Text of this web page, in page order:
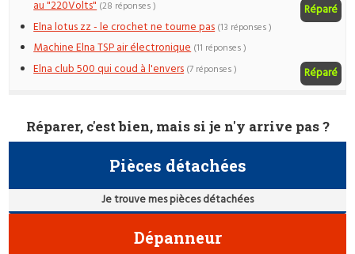
au "220Volts"
Réparé
(28 réponses )
Elna lotus zz - le crochet ne tourne pas (13 réponses )
Machine Elna TSP air électronique (11 réponses )
Elna club 500 qui coud à l'envers Réparé
(7 réponses )
Réparer, c'est bien, mais si je n'y arrive pas ?
Pièces détachées
Je trouve mes pièces détachées
Dépanneur